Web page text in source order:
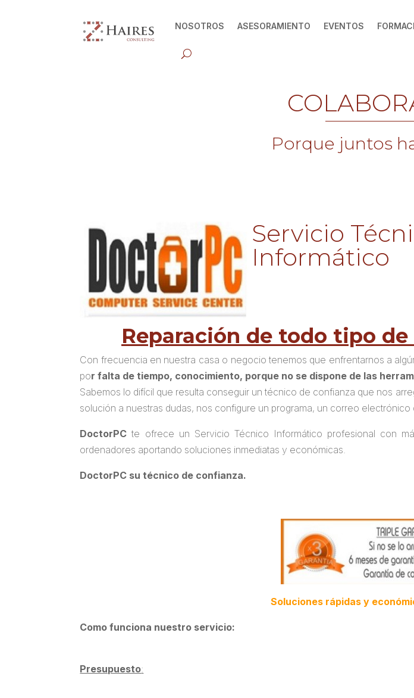
NOSOTROS ASESORAMIENTO EVENTOS
Porque juntos
Servicio
Informático
Reparación de todo tipo
Con frecuencia en nuestra casa o negocio tenemos que enfrentarnos a
por falta de tiempo, conocimiento, porque no se dispone de las
Sabemos lo difícil que resulta conseguir un técnico de confianza que nos
solución a nuestras dudas, nos configure un programa, un correo
DoctorPC te ofrece un Servicio Técnico Informático profesional con
ordenadores aportando soluciones inmediatas y económicas.
DoctorPC su técnico de confianza.
Soluciones rápidas y
Como funciona nuestro servicio:
Presupuesto: